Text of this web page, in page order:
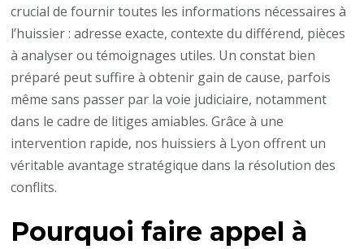
crucial de fournir toutes les informations nécessaires à
l’huissier : adresse exacte, contexte du différend, pièces
à analyser ou témoignages utiles. Un constat bien
préparé peut suffire à obtenir gain de cause, parfois
même sans passer par la voie judiciaire, notamment
dans le cadre de litiges amiables. Grâce à une
intervention rapide, nos huissiers à Lyon offrent un
véritable avantage stratégique dans la résolution des
conflits.
Pourquoi faire appel à